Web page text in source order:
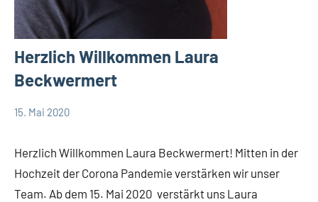
Herzlich Willkommen Laura
Beckwermert
15. Mai 2020
Herzlich Willkommen Laura Beckwermert! Mitten in der
Hochzeit der Corona Pandemie verstärken wir unser
Team. Ab dem 15. Mai 2020 verstärkt uns Laura